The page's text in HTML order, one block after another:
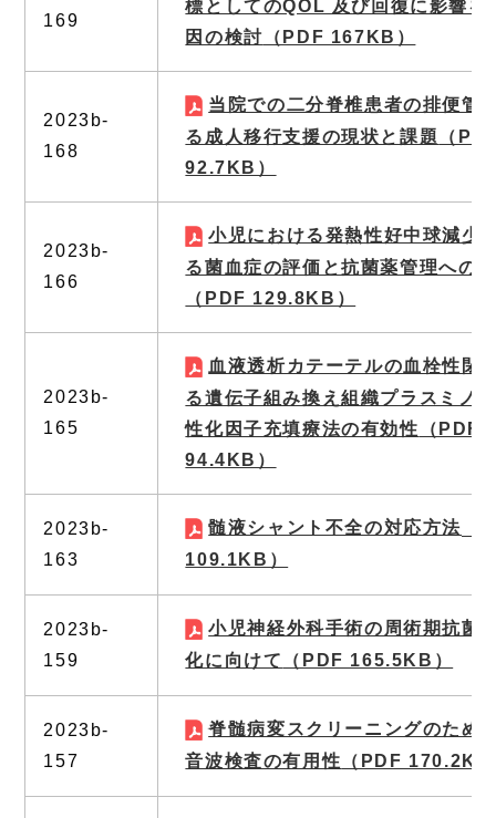
169
標としてのQOL 及び回復に影響を
因の検討 （PDF 167KB）
2023b-
168
当院での二分脊椎患者の排便管
る成人移行支援の現状と課題
（
92.7KB）
2023b-
166
小児における発熱性好中球減少
る菌血症の評価と抗菌薬管理への
（PDF 129.8KB）
2023b-
165
血液透析カテーテルの血栓性閉
る遺伝子組み換え組織プラスミノ
性化因子充填療法の有効性 （PDF
94.4KB）
2023b-
163
髄液シャント不全の対応方法
109.1KB）
2023b-
159
小児神経外科手術の周術期抗菌
化に向けて
（PDF 165.5KB）
2023b-
157
脊髄病変スクリーニングのため
音波検査の有用性 （PDF 170.2KB